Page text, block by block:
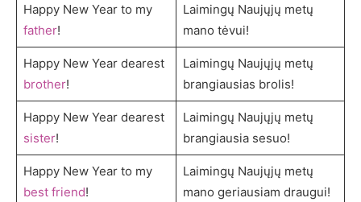
Happy New Year to my
father!
Laimingų Naujųjų metų
mano tėvui!
Happy New Year dearest
brother!
Laimingų Naujųjų metų
brangiausias brolis!
Happy New Year dearest
sister!
Laimingų Naujųjų metų
brangiausia sesuo!
Happy New Year to my
best friend!
Laimingų Naujųjų metų
mano geriausiam draugui!